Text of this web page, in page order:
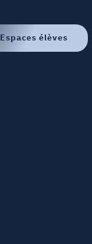
Espaces élèves